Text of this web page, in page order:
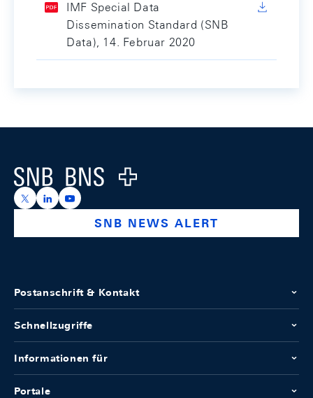
IMF Special Data
Dissemination Standard (SNB
Data), 14. Februar 2020
Logo
https://x.com/snb_bns
https://ch.linkedin.com/company/swiss-national-
https://www.youtube.com/@swissnationalbank
SNB NEWS ALERT
Postanschrift & Kontakt
Schnellzugriffe
Informationen für
Portale